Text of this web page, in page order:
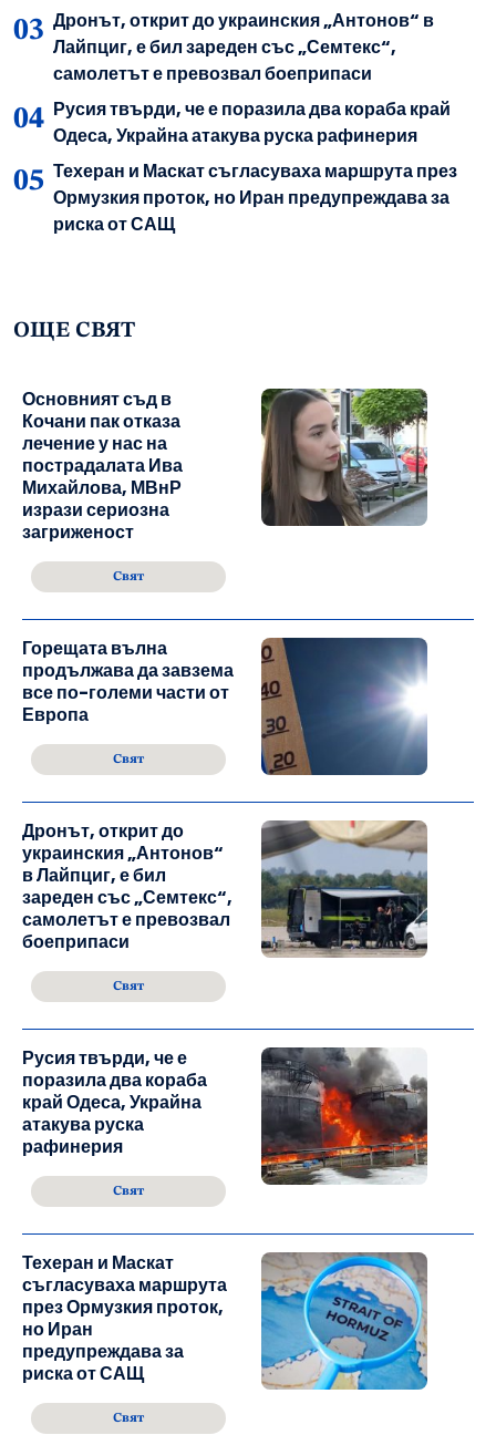
Дронът, открит до украинския „Антонов“ в
Лайпциг, е бил зареден със „Семтекс“,
самолетът е превозвал боеприпаси
Русия твърди, че е поразила два кораба край
Одеса, Украйна атакува руска рафинерия
Техеран и Маскат съгласуваха маршрута през
Ормузкия проток, но Иран предупреждава за
риска от САЩ
ОЩЕ СВЯТ
Основният съд в
Кочани пак отказа
лечение у нас на
пострадалата Ива
Михайлова, МВнР
изрази сериозна
загриженост
Свят
Горещата вълна
продължава да завзема
все по-големи части от
Европа
Свят
Дронът, открит до
украинския „Антонов“
в Лайпциг, е бил
зареден със „Семтекс“,
самолетът е превозвал
боеприпаси
Свят
Русия твърди, че е
поразила два кораба
край Одеса, Украйна
атакува руска
рафинерия
Свят
Техеран и Маскат
съгласуваха маршрута
през Ормузкия проток,
но Иран
предупреждава за
риска от САЩ
Свят